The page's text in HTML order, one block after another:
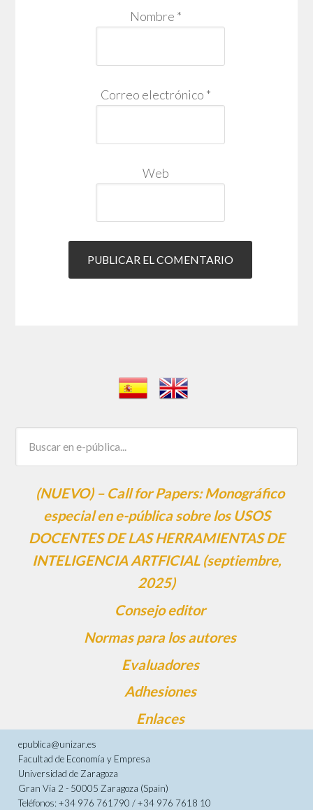
Nombre *
Correo electrónico *
Web
(NUEVO) – Call for Papers: Monográfico
especial en e-pública sobre los USOS
DOCENTES DE LAS HERRAMIENTAS DE
INTELIGENCIA ARTFICIAL (septiembre,
2025)
Consejo editor
Normas para los autores
Evaluadores
Adhesiones
Enlaces
epublica@unizar.es
Facultad de Economía y Empresa
Universidad de Zaragoza
Gran Vía 2 - 50005 Zaragoza (Spain)
Teléfonos: +34 976 761790 / +34 976 7618 10